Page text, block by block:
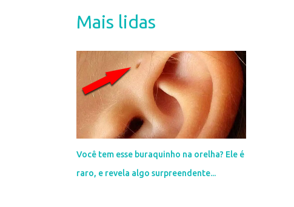
Mais lidas
Você tem esse buraquinho na orelha? Ele é
raro, e revela algo surpreendente...